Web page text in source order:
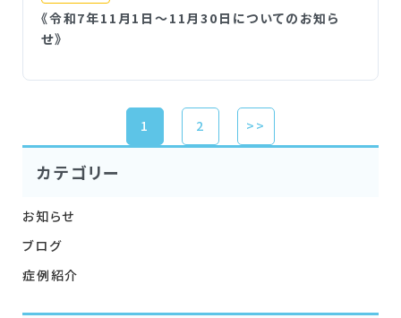
《令和7年11月1日～11月30日についてのお知ら
せ》
1 2 >>
カテゴリー
お知らせ
ブログ
症例紹介